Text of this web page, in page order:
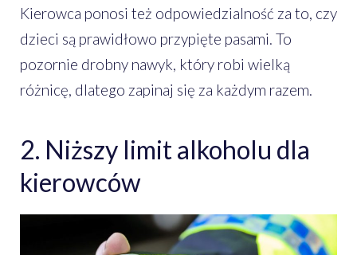
Kierowca ponosi też odpowiedzialność za to, czy
dzieci są prawidłowo przypięte pasami. To
pozornie drobny nawyk, który robi wielką
różnicę, dlatego zapinaj się za każdym razem.
2. Niższy limit alkoholu dla
kierowców